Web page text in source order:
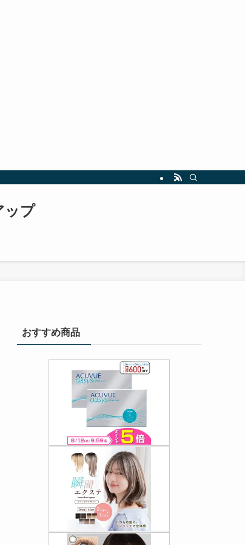
。最新の試験情報や勉強法も随時更新中！
ップ
おすすめ商品